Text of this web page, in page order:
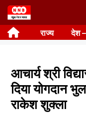
Skip
to
content राज्य देश
आचार्य श्री
दिया योगदान
राकेश शुक्ला